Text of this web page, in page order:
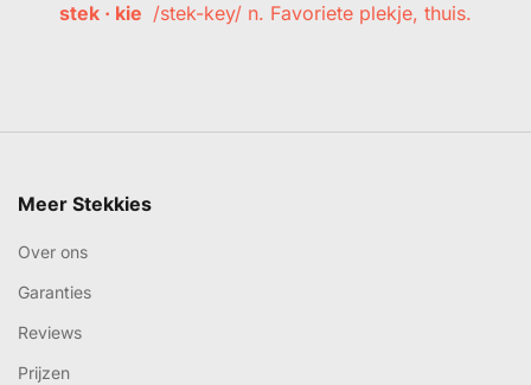
stek · kie /stek-key/ n. Favoriete plekje, thuis.
Meer Stekkies
Over ons
Garanties
Reviews
Prijzen